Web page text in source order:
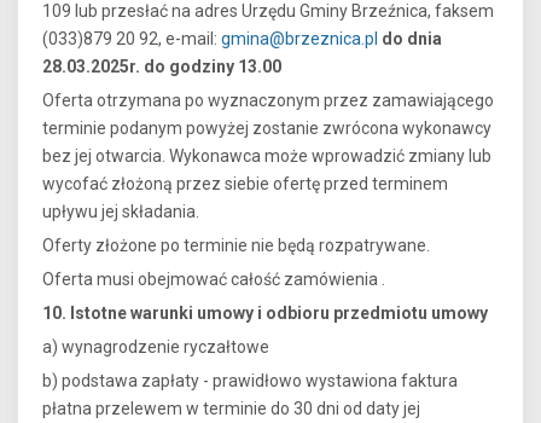
109 lub przesłać na adres Urzędu Gminy Brzeźnica, faksem
(033)879 20 92, e-mail: gmina@brzeznica.pl do dnia
28.03.2025r. do godziny 13.00
Oferta otrzymana po wyznaczonym przez zamawiającego
terminie podanym powyżej zostanie zwrócona wykonawcy
bez jej otwarcia. Wykonawca może wprowadzić zmiany lub
wycofać złożoną przez siebie ofertę przed terminem
upływu jej składania.
Oferty złożone po terminie nie będą rozpatrywane.
Oferta musi obejmować całość zamówienia .
10. Istotne warunki umowy i odbioru przedmiotu umowy
a) wynagrodzenie ryczałtowe
b) podstawa zapłaty - prawidłowo wystawiona faktura
płatna przelewem w terminie do 30 dni od daty jej